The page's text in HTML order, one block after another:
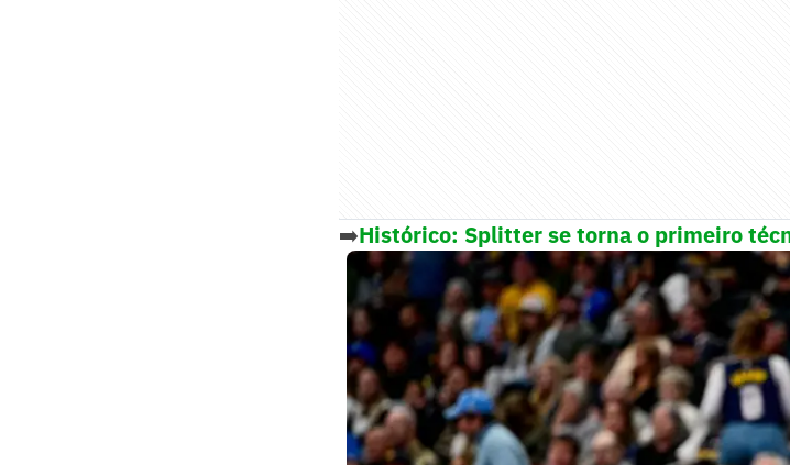
➡️Histórico: Splitter se torna o primeiro